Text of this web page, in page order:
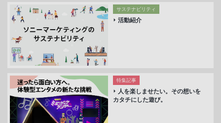
サステナビリティ
活動紹介
特集記事
人を楽しませたい。その想いを
カタチにした遊び。